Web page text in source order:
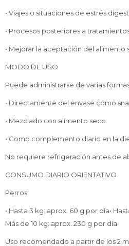
• Viajes o situaciones de estrés
• Procesos posteriores a
• Mejorar la aceptación del alimento
MODO DE USO
Puede administrarse de varias
• Directamente del envase como
• Mezclado con alimento seco.
• Como complemento diario en la
No requiere refrigeración antes de
CONSUMO DIARIO ORIENTATIVO
Perros:
• Hasta 3 kg: aprox. 60 g por día•
Más de 10 kg: aprox. 230 g por día
Uso recomendado a partir de los 2